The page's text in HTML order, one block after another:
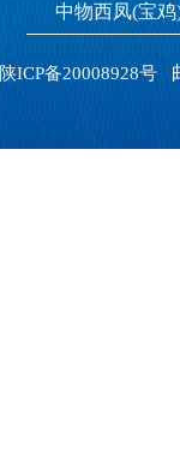
中物西凤(宝
陕ICP备20008928号